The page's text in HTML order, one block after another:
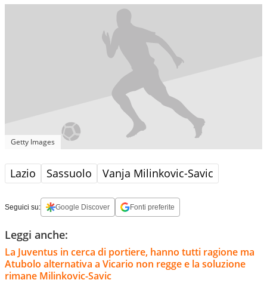
Getty Images
Lazio Sassuolo Vanja Milinkovic-Savic
Seguici su: Google Discover Fonti preferite
Leggi anche:
La Juventus in cerca di portiere, hanno tutti ragione ma
Atubolo alternativa a Vicario non regge e la soluzione
rimane Milinkovic-Savic